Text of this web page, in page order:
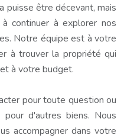
puisse être décevant, mais
continuer à explorer nos
Notre équipe est à votre
à trouver la propriété qui
à votre budget.
pour toute question ou
d'autres biens. Nous
accompagner dans votre